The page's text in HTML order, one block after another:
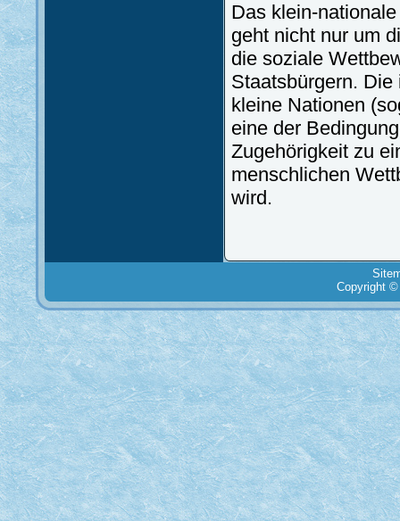
Das klein-
geht nicht nur um
die soziale
Staatsbürgern.
kleine Nationen
eine der
Zugehörigkeit zu
menschlichen
wird.
Copyright ©